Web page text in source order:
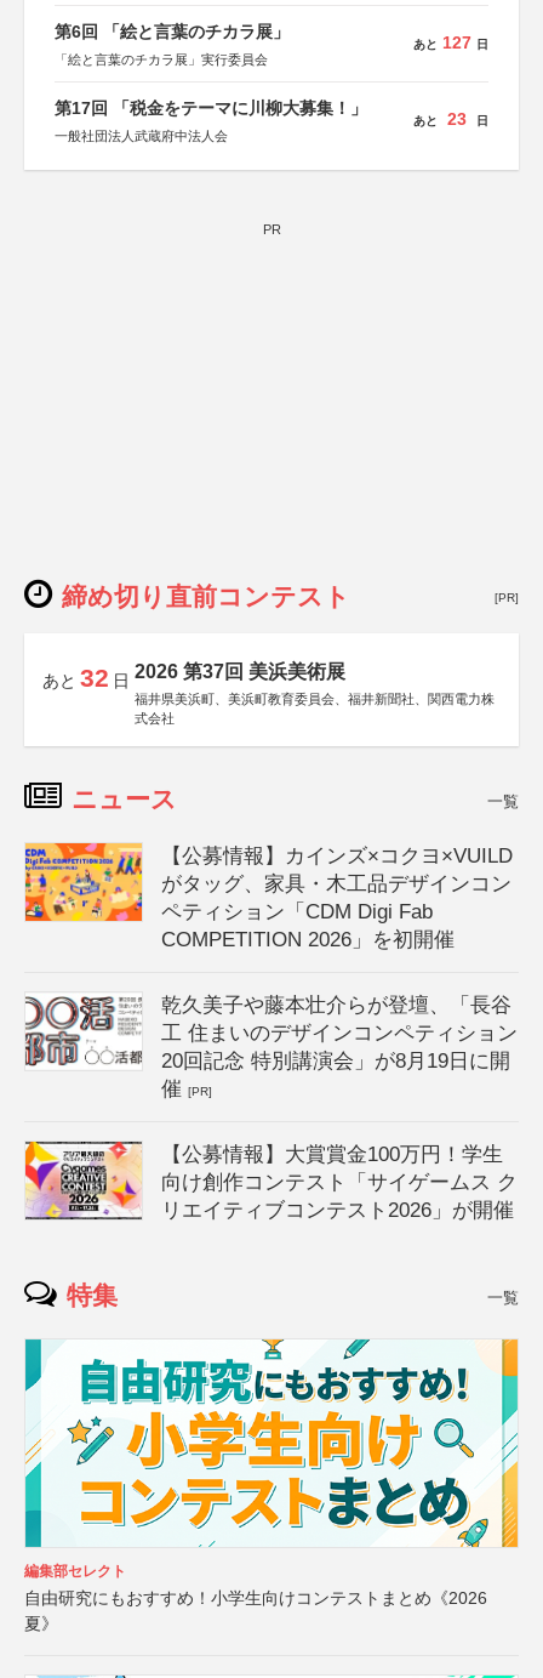
第6回 「絵と言葉のチカラ展」
「絵と言葉のチカラ展」実行委員会
あと 127 日
第17回 「税金をテーマに川柳大募集！」
一般社団法人武蔵府中法人会
あと 23 日
PR
締め切り直前コンテスト [PR]
あと 32 日 2026 第37回 美浜美術展
福井県美浜町、美浜町教育委員会、福井新聞社、関西電力株
式会社
ニュース 一覧
【公募情報】カインズ×コクヨ×VUILD
がタッグ、家具・木工品デザインコン
ペティション「CDM Digi Fab
COMPETITION 2026」を初開催
乾久美子や藤本壮介らが登壇、「長谷
工 住まいのデザインコンペティション
20回記念 特別講演会」が8月19日に開
催[PR]
【公募情報】大賞賞金100万円！学生
向け創作コンテスト「サイゲームス ク
リエイティブコンテスト2026」が開催
特集 一覧
編集部セレクト
自由研究にもおすすめ！小学生向けコンテストまとめ《2026
夏》